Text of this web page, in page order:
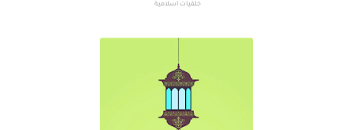
خلفيات اسلامية